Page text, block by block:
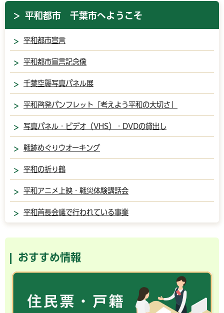
平和都市 千葉市へようこそ
平和都市宣言
平和都市宣言記念像
千葉空襲写真パネル展
平和啓発パンフレット「考えよう平和の大切さ」
写真パネル・ビデオ（VHS）・DVDの貸出し
戦跡めぐりウオーキング
平和の折り鶴
平和アニメ上映・戦災体験講話会
平和首長会議で行われている事業
おすすめ情報